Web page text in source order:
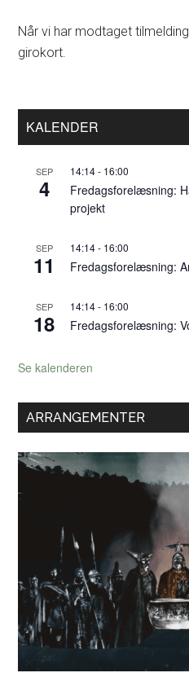
Når vi har modtaget
girokort.
Primær
Sidebar
KALENDER
SEP
4
14:14- 16:00
Fredagsforelæsning:
projekt
SEP
11
14:14- 16:00
Fredagsforelæsning:
SEP
18
14:14- 16:00
Fredagsforelæsning:
Se kalenderen
ARRANGEMENTER